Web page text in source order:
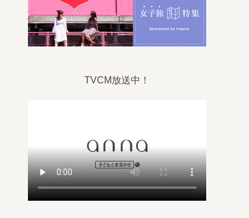
TVCM放送中！